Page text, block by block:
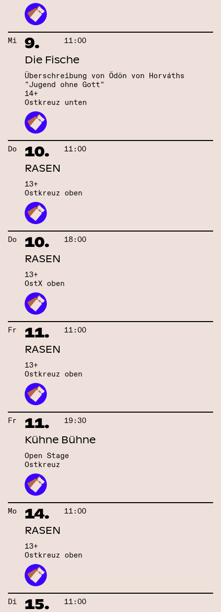
Mi 9. 11:00
Die Fische
Überschreibung von Ödön von Horváths
"Jugend ohne Gott"
14+
Ostkreuz unten
Do 10. 11:00
RASEN
13+
Ostkreuz oben
Do 10. 18:00
RASEN
13+
OstX oben
Fr 11. 11:00
RASEN
13+
Ostkreuz oben
Fr 11. 19:30
Kühne Bühne
Open Stage
Ostkreuz
Mo 14. 11:00
RASEN
13+
Ostkreuz oben
Di 15. 11:00